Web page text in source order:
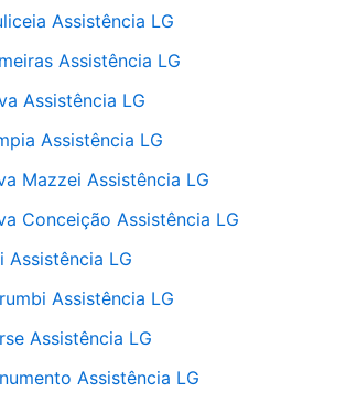
Assistência LG
Assistência LG
Assistência LG
Assistência LG
Mazzei Assistência LG
Conceição Assistência LG
Assistência LG
Assistência LG
Assistência LG
Assistência LG